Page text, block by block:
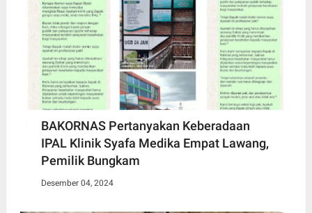
BAKORNAS Pertanyakan Keberadaan
IPAL Klinik Syafa Medika Empat Lawang,
Pemilik Bungkam
Desember 04, 2024